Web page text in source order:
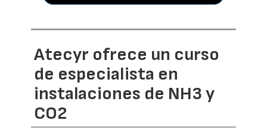
Atecyr ofrece un curso
de especialista en
instalaciones de NH3 y
CO2